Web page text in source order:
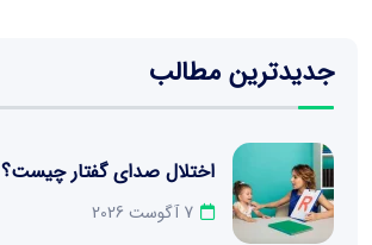
جدیدترین مطالب
اختلال صدای گفتار چیست؟
7 آگوست 2026